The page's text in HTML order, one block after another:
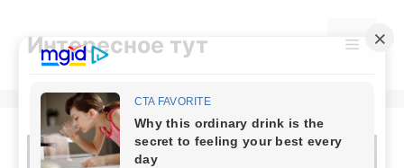
contentИнтересное тут Menu